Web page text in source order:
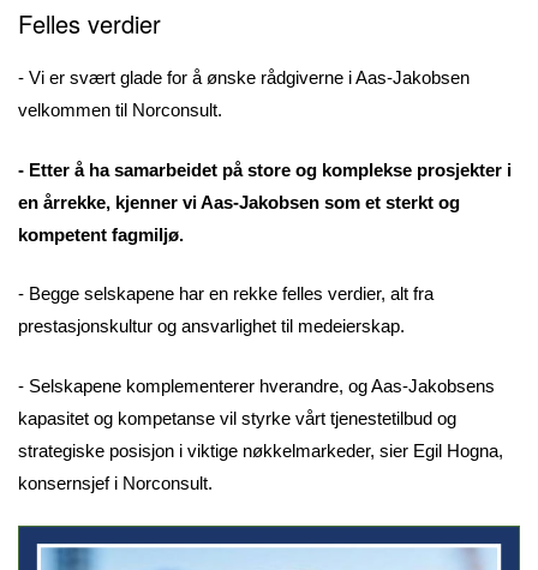
Felles verdier
- Vi er svært glade for å ønske rådgiverne i Aas-Jakobsen
velkommen til Norconsult.
- Etter å ha samarbeidet på store og komplekse prosjekter i
en årrekke, kjenner vi Aas-Jakobsen som et sterkt og
kompetent fagmiljø.
- Begge selskapene har en rekke felles verdier, alt fra
prestasjonskultur og ansvarlighet til medeierskap.
- Selskapene komplementerer hverandre, og Aas-Jakobsens
kapasitet og kompetanse vil styrke vårt tjenestetilbud og
strategiske posisjon i viktige nøkkelmarkeder, sier Egil Hogna,
konsernsjef i Norconsult.